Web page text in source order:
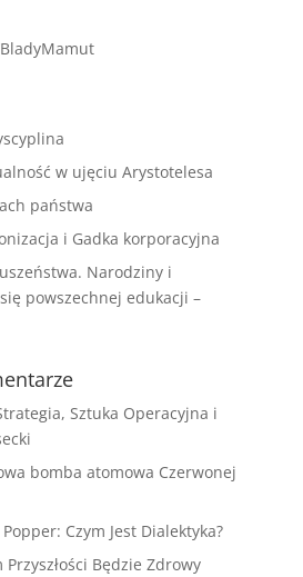
w ujęciu Arystotelesa
państwa
i Gadka korporacyjna
Narodziny i
powszechnej edukacji –
Sztuka Operacyjna i
bomba atomowa Czerwonej
Czym Jest Dialektyka?
Przyszłości Będzie Zdrowy